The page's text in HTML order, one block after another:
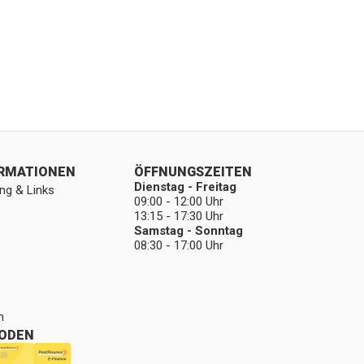
& Links
ÖFFNUNGSZEITEN
Dienstag - Freitag
09:00 - 12:00 Uhr
13:15 - 17:30 Uhr
Samstag - Sonntag
08:30 - 17:00 Uhr